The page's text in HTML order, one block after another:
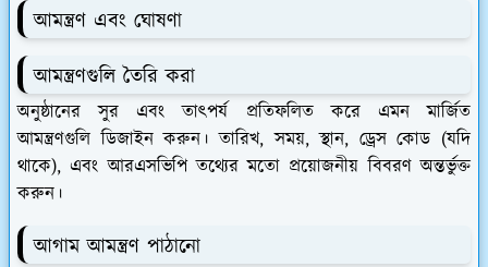
আমন্ত্রণ এবং ঘোষণা
আমন্ত্রণগুলি তৈরি করা
অনুষ্ঠানের সুর এবং তাৎপর্য প্রতিফলিত করে এমন মার্জিত
আমন্ত্রণগুলি ডিজাইন করুন। তারিখ, সময়, স্থান, ড্রেস কোড (যদি
থাকে), এবং আরএসভিপি তথ্যের মতো প্রয়োজনীয় বিবরণ অন্তর্ভুক্ত
করুন।
আগাম আমন্ত্রণ পাঠানো